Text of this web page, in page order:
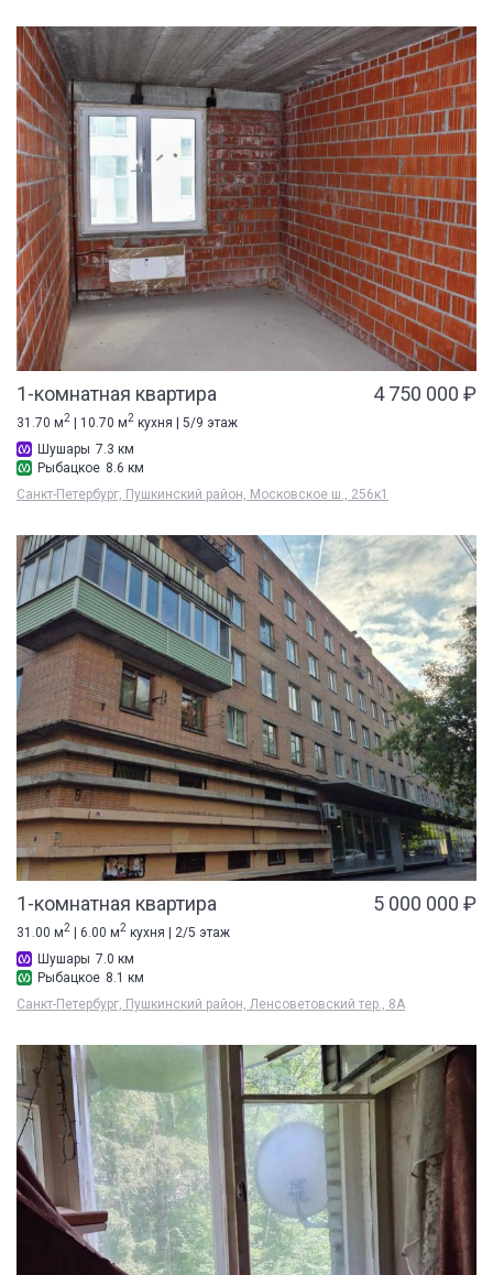
1-комнатная квартира 4 750 000 ₽
31.70 м2 | 10.70 м2 кухня | 5/9 этаж
Шушары 7.3 км
Рыбацкое 8.6 км
Санкт-Петербург, Пушкинский район, Московское ш., 256к1
1-комнатная квартира 5 000 000 ₽
31.00 м2 | 6.00 м2 кухня | 2/5 этаж
Шушары 7.0 км
Рыбацкое 8.1 км
Санкт-Петербург, Пушкинский район, Ленсоветовский тер., 8А